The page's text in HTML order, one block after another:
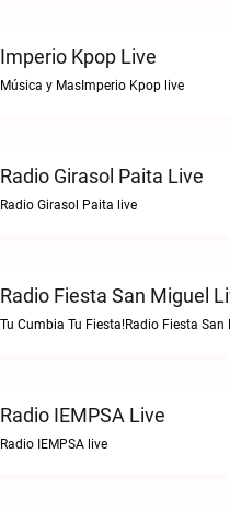
Imperio Kpop Live
Música y MasImperio Kpop live
Radio Girasol Paita Live
Radio Girasol Paita live
Radio Fiesta San Miguel
Radio IEMPSA Live
Radio IEMPSA live